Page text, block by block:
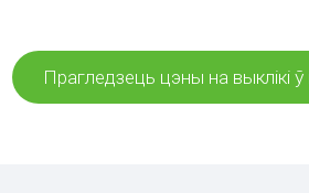
Прагледзець цэны на выклікі ў